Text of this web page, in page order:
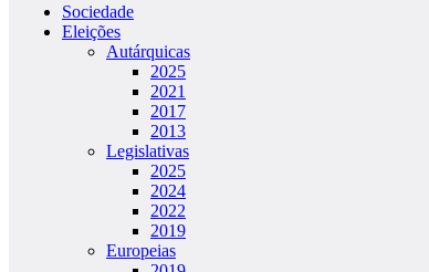
Sociedade
Eleições
Autárquicas
2025
2021
2017
2013
Legislativas
2025
2024
2022
2019
Europeias